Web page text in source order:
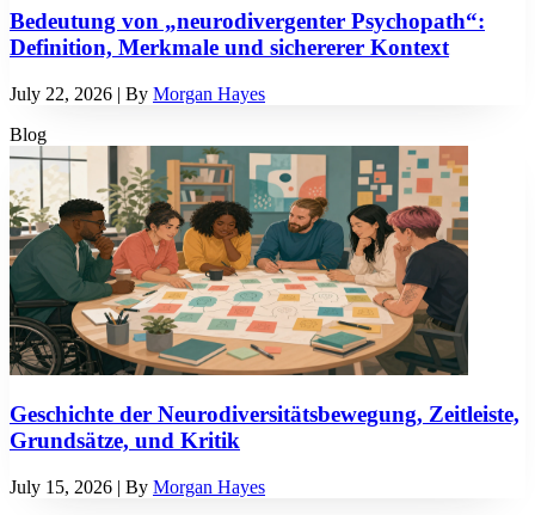
Bedeutung von „neurodivergenter Psychopath“:
Definition, Merkmale und sichererer Kontext
July 22, 2026 | By Morgan Hayes
Blog
Geschichte der Neurodiversitätsbewegung, Zeitleiste,
Grundsätze, und Kritik
July 15, 2026 | By Morgan Hayes